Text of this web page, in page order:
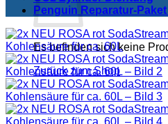
Es befinden sich keine
Zurück zum Shop
Penguin Reparatur-